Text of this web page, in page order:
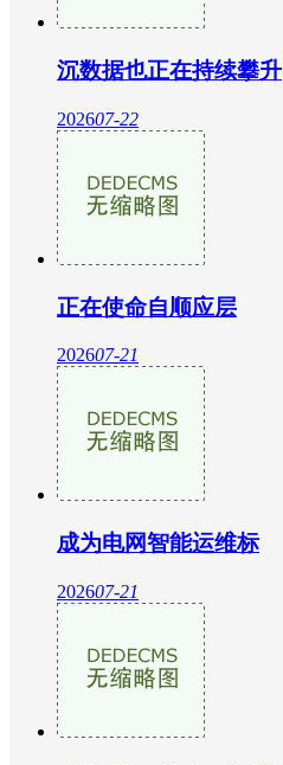
沉数据也正在持续攀升
202607-22
正在使命自顺应层
202607-21
成为电网智能运维标
202607-21